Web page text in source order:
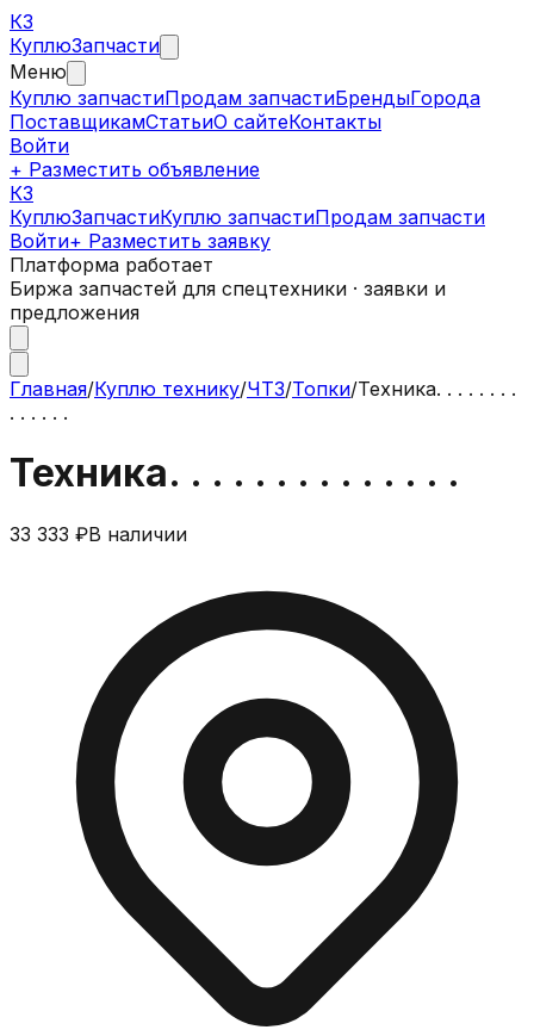
КЗ
КуплюЗапчасти
Меню
Куплю запчастиПродам запчастиБрендыГорода
ПоставщикамСтатьиО сайтеКонтакты
Войти
+ Разместить объявление
КЗ
КуплюЗапчастиКуплю запчастиПродам запчасти
Войти+ Разместить заявку
Платформа работает
Биржа запчастей для спецтехники · заявки и
предложения
Главная/Куплю технику/ЧТЗ/Топки/Техника. . . . . . . .
. . . . . .
Техника. . . . . . . . . . . . . .
33 333 ₽В наличии